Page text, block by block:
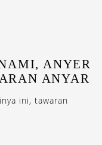
ANYER
ANYAR
ini, tawaran